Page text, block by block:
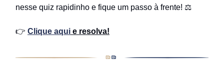
nesse quiz rapidinho e fique um passo à frente! ⚖️
👉 Clique aqui e resolva!